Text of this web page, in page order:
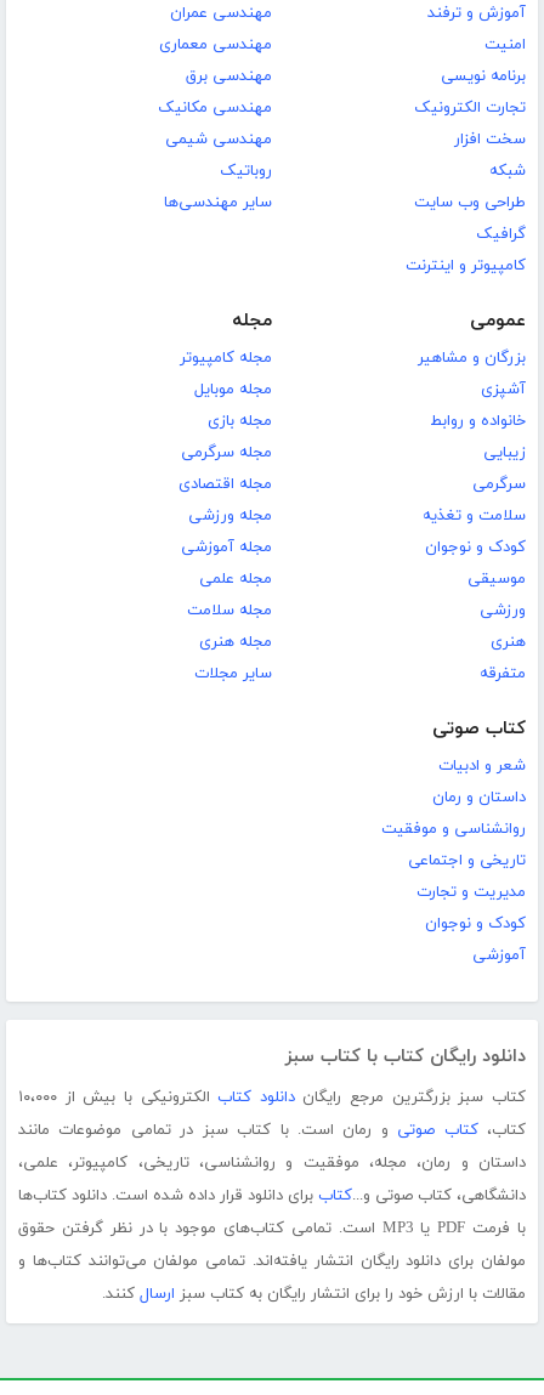
آموزش و ترفند
امنیت
برنامه نویسی
تجارت الکترونیک
سخت افزار
شبکه
طراحی وب سایت
گرافیک
کامپیوتر و اینترنت
مهندسی عمران
مهندسی معماری
مهندسی برق
مهندسی مکانیک
مهندسی شیمی
روباتیک
سایر مهندسی‌ها
عمومی
بزرگان و مشاهیر
آشپزی
خانواده و روابط
زیبایی
سرگرمی
سلامت و تغذیه
کودک و نوجوان
موسیقی
ورزشی
هنری
متفرقه
مجله
مجله کامپیوتر
مجله موبایل
مجله بازی
مجله سرگرمی
مجله اقتصادی
مجله ورزشی
مجله آموزشی
مجله علمی
مجله سلامت
مجله هنری
سایر مجلات
کتاب صوتی
شعر و ادبیات
داستان و رمان
روانشناسی و موفقیت
تاریخی و اجتماعی
مدیریت و تجارت
کودک و نوجوان
آموزشی
دانلود رایگان کتاب با کتاب سبز
کتاب سبز بزرگترین مرجع رایگاندانلود کتاب
الکترونیکی با بیش از ۱۰،۰۰۰
کتاب،کتاب صوتی و رمان است. با کتاب سبز در تمامی موضوعات مانند
داستان و رمان، مجله، موفقیت و روانشناسی، تاریخی، کامپیوتر، علمی،
دانشگاهی، کتاب صوتی و...کتاب برای دانلود قرار داده شده است. دانلود کتاب‌ها
با فرمت PDF یا MP3 است. تمامی کتاب‌های موجود با در نظر گرفتن حقوق
مولفان برای دانلود رایگان انتشار یافته‌اند. تمامی مولفان می‌توانند کتاب‌ها و
مقالات با ارزش خود را برای انتشار رایگان به کتاب سبز ارسال کنند.